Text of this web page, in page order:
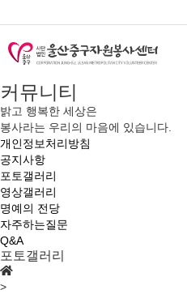
커뮤니티
밝고 행복한 세상은
봉사라는 우리의 마음에 있습니다.
개인정보처리방침
공지사항
포토갤러리
영상갤러리
명예의 전당
자주하는질문
Q&A
포토갤러리
>